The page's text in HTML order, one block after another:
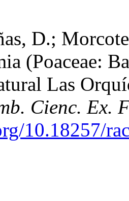
D.;
(Poaceae:
Las
Cienc. Ex.
10.18257/